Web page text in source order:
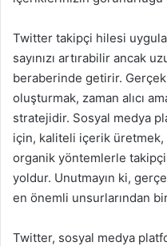
Twitter takipçi hilesi
sayınızı artırabilir ancak
beraberinde getirir.
oluşturmak, zaman alıcı
stratejidir. Sosyal medya
için, kaliteli içerik
organik yöntemlerle
yoldur. Unutmayın ki,
en önemli unsurlarından
Twitter, sosyal medya